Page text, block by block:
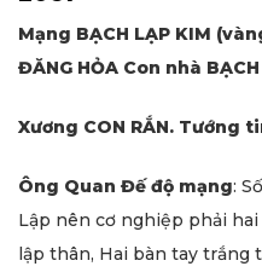
Mạng BẠCH LẠP KIM
ĐĂNG HỎA Con nhà
Xương CON RẮN. Tướng
Ông Quan Đế độ mạng:
Lập nên cơ nghiệp phải
lập thân, Hai bàn tay trắng